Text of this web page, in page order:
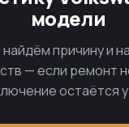
модели
причину и
— если ремонт
остаётся